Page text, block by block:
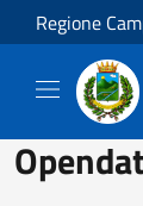
Salta alRegione